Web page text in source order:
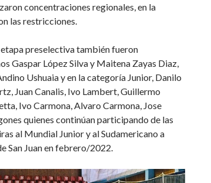
concentraciones regionales, en la
las restricciones.
preselectiva también fueron
Gaspar López Silva y Maitena Zayas Diaz,
Ushuaia y en la categoría Junior, Danilo
Juan Canalis, Ivo Lambert, Guillermo
Ivo Carmona, Alvaro Carmona, Jose
quienes continúan participando de las
al Mundial Junior y al Sudamericano a
San Juan en febrero/2022.